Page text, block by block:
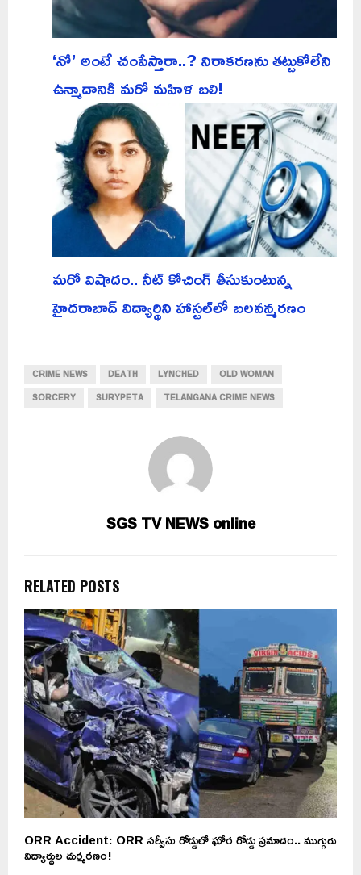
‘నో’ అంటే చంపేస్తారా..? నిరాకరణను తట్టుకోలేని
ఉన్మాదానికి మరో మహిళ బలి!
మరో విషాదం.. నీట్ కోచింగ్ తీసుకుంటున్న
హైదరాబాద్ విద్యార్థిని హాస్టల్‌లో బలవన్మరణం
CRIME NEWS DEATH LYNCHED
OLD WOMAN
SORCERY
SURYPETA TELANGANA CRIME NEWS
SGS TV NEWS online
RELATED POSTS
ORR Accident: ORR సర్వీసు రోడ్డులో ఘోర రోడ్డు ప్రమాదం.. ముగ్గురు
విద్యార్థుల దుర్మరణం!